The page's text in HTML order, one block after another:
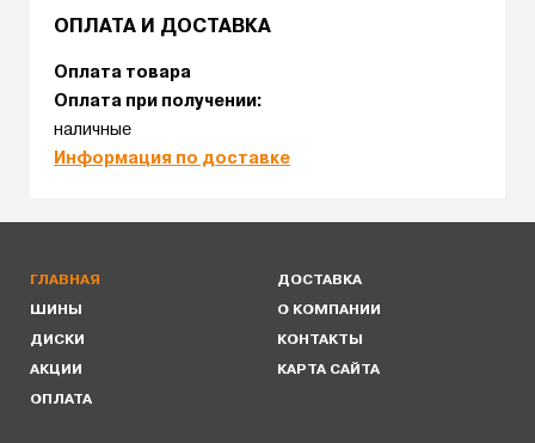
ОПЛАТА И ДОСТАВКА
Оплата товара
Оплата при получении:
наличные
Информация по доставке
ГЛАВНАЯ
ШИНЫ
ДИСКИ
АКЦИИ
ОПЛАТА
ДОСТАВКА
О КОМПАНИИ
КОНТАКТЫ
КАРТА САЙТА